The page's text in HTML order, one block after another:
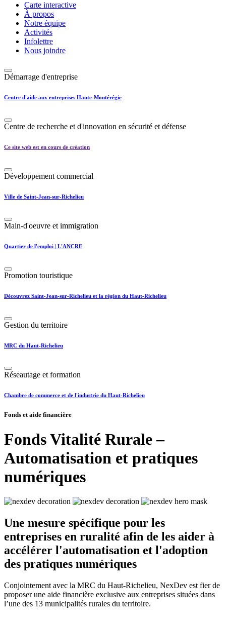
Carte interactive
À propos
Notre équipe
Activités
Infolettre
Nous joindre
Démarrage d'entreprise
Centre d'aide aux entreprises Haute-Montérégie
Centre de recherche et d'innovation en sécurité et défense
Ce site web est en cours de création
Développement commercial
Ville de Saint-Jean-sur-Richelieu
Main-d'oeuvre et immigration
Quartier de l'emploi | L'ANCRE
Promotion touristique
Découvrez Saint-Jean-sur-Richelieu et la région du Haut-Richelieu
Gestion du territoire
MRC du Haut-Richelieu
Réseautage et formation
Chambre de commerce et de l'industrie du Haut-Richelieu
Fonds et aide financière
Fonds Vitalité Rurale –
Automatisation et pratiques
numériques
Une mesure spécifique pour les
entreprises en ruralité afin de les aider à
accélérer l'automatisation et l'adoption
des pratiques numériques
Conjointement avec la MRC du Haut-Richelieu, NexDev est fier de
proposer une aide financière exclusive aux entreprises situées dans
l’une des 13 municipalités rurales du territoire.